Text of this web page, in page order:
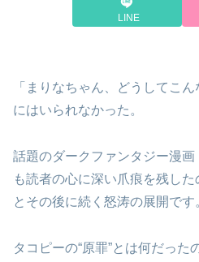
LINE
「まりなちゃん、どうしてこ
にはいられなかった。
話題のダークファンタジー漫
も読者の心に深い爪痕を残し
とその後に続く怒涛の展開です
タコピーの“原罪”とは何だっ